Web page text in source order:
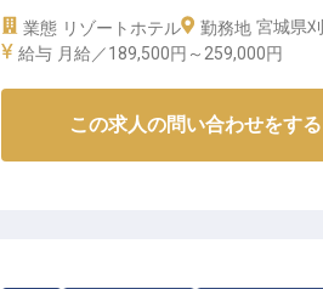
しているので、仕事も自分の時間も
部」。13万㎡の森に囲まれた環境で
業態 リゾートホテル 勤務地 宮城県
給与 月給／189,500円～ 259,000円
この求人の問い合わせをする